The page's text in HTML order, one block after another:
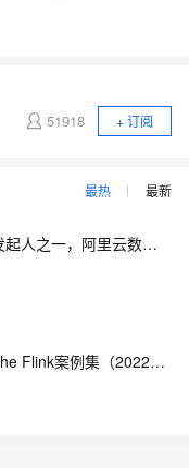
51918 + 订阅
最热 最新
【大咖问答】对话PostgreSQL 中国社区发起人之一，阿里云数据库高级专家 德哥
【藏经阁一起读（27）】本周推荐《Apache Flink案例集（2022版）》，你有哪些心得？